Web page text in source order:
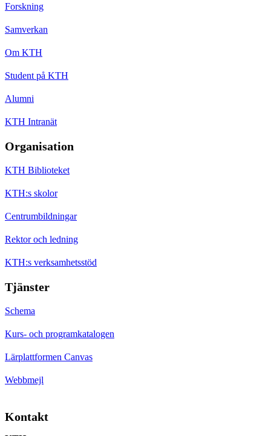
Forskning
Samverkan
Om KTH
Student på KTH
Alumni
KTH Intranät
Organisation
KTH Biblioteket
KTH:s skolor
Centrumbildningar
Rektor och ledning
KTH:s verksamhetsstöd
Tjänster
Schema
Kurs- och programkatalogen
Lärplattformen Canvas
Webbmejl
Kontakt